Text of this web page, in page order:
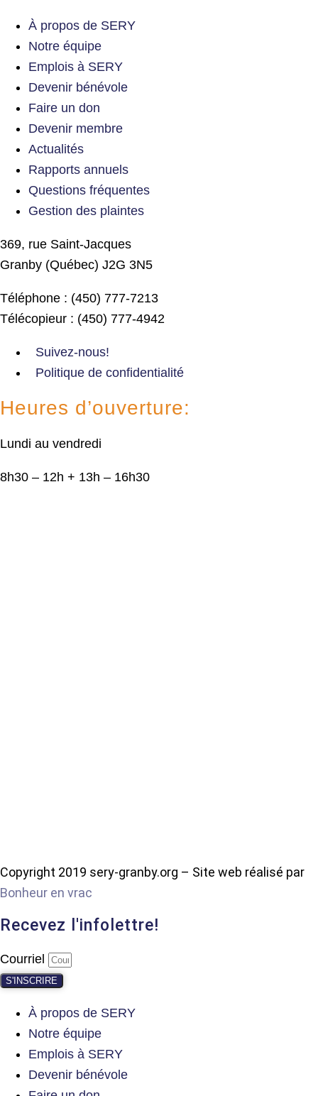
À propos de SERY
Notre équipe
Emplois à SERY
Devenir bénévole
Faire un don
Devenir membre
Actualités
Rapports annuels
Questions fréquentes
Gestion des plaintes
369, rue Saint-Jacques
Granby (Québec) J2G 3N5
Téléphone : (450) 777-7213
Télécopieur : (450) 777-4942
Suivez-nous!
Politique de confidentialité
Heures d’ouverture:
Lundi au vendredi
8h30 – 12h + 13h – 16h30
Copyright 2019 sery-granby.org – Site web réalisé par
Bonheur en vrac
Recevez l'infolettre!
Courriel
S'INSCRIRE
À propos de SERY
Notre équipe
Emplois à SERY
Devenir bénévole